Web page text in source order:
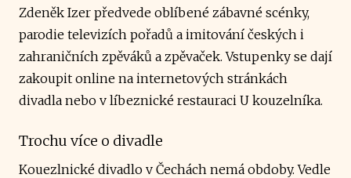
Zdeněk Izer předvede oblíbené zábavné scénky,
parodie televizích pořadů a imitování českých i
zahraničních zpěváků a zpěvaček. Vstupenky se dají
zakoupit online na internetových stránkách
divadla nebo v líbeznické restauraci U kouzelníka.
Trochu více o divadle
Kouezlnické divadlo v Čechách nemá obdoby. Vedle